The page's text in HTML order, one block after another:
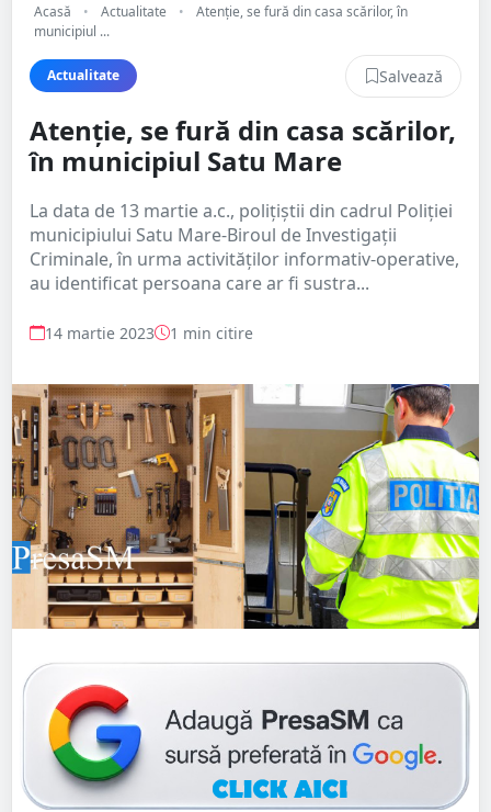
Acasă • Actualitate •
Atenție, se fură din casa scărilor, în
municipiul ...
Actualitate Salvează
Atenție, se fură din casa scărilor,
în municipiul Satu Mare
La data de 13 martie a.c., polițiștii din cadrul Poliției
municipiului Satu Mare-Biroul de Investigații
Criminale, în urma activităților informativ-operative,
au identificat persoana care ar fi sustra...
14 martie 2023 1 min citire